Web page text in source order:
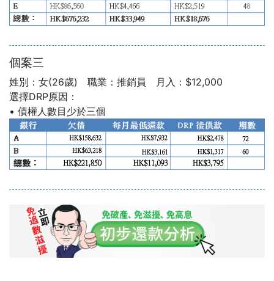
個案三
姓別：女(26歲) 職業：推銷員 月入：$12,000
選擇DRP原因：
• 債權人數目少於三個